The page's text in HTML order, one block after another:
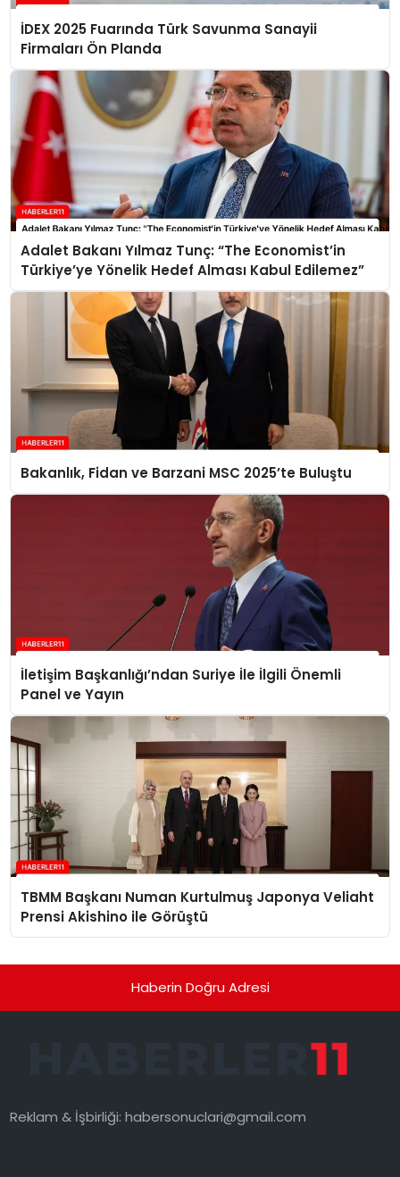
İDEX 2025 Fuarında Türk Savunma Sanayii
Firmaları Ön Planda
Adalet Bakanı Yılmaz Tunç: “The Economist’in
Türkiye’ye Yönelik Hedef Alması Kabul Edilemez”
Bakanlık, Fidan ve Barzani MSC 2025’te Buluştu
İletişim Başkanlığı’ndan Suriye İle İlgili Önemli
Panel ve Yayın
TBMM Başkanı Numan Kurtulmuş Japonya Veliaht
Prensi Akishino ile Görüştü
Haberin Doğru Adresi
Reklam & İşbirliği:habersonuclari@gmail.com